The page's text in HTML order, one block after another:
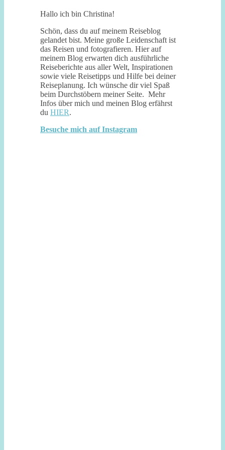
Hallo ich bin Christina!
Schön, dass du auf meinem Reiseblog
gelandet bist. Meine große Leidenschaft ist
das Reisen und fotografieren. Hier auf
meinem Blog erwarten dich ausführliche
Reiseberichte aus aller Welt, Inspirationen
sowie viele Reisetipps und Hilfe bei deiner
Reiseplanung. Ich wünsche dir viel Spaß
beim Durchstöbern meiner Seite. Mehr
Infos über mich und meinen Blog erfährst
du HIER.
Besuche mich auf Instagram